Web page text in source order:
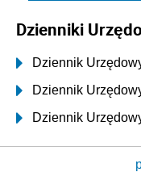
Dzienniki
Dziennik
Dziennik
Dziennik
Dziennik